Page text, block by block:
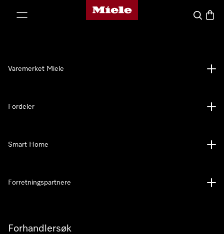
Mieles hjemmeside
Søk
Forhandlersøk
Varemerket Miele
Fordeler
Smart Home
Forretningspartnere